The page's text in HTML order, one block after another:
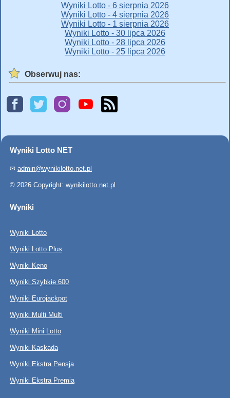
Wyniki Lotto - 6 sierpnia 2026
Wyniki Lotto - 4 sierpnia 2026
Wyniki Lotto - 1 sierpnia 2026
Wyniki Lotto - 30 lipca 2026
Wyniki Lotto - 28 lipca 2026
Wyniki Lotto - 25 lipca 2026
Obserwuj nas:
Wyniki Lotto NET
✉ admin@wynikilotto.net.pl
© 2026 Copyright: wynikilotto.net.pl
Wyniki
Wyniki Lotto
Wyniki Lotto Plus
Wyniki Keno
Wyniki Szybkie 600
Wyniki Eurojackpot
Wyniki Multi Multi
Wyniki Mini Lotto
Wyniki Kaskada
Wyniki Ekstra Pensja
Wyniki Ekstra Premia